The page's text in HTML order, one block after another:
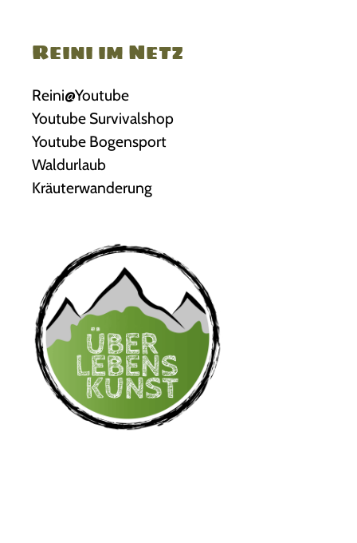
Reini im Netz
Reini@Youtube
Youtube Survivalshop
Youtube Bogensport
Waldurlaub
Kräuterwanderung